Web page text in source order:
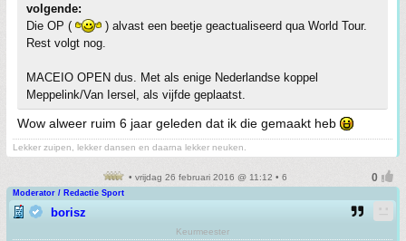
volgende:
Die OP (
) alvast een beetje geactualiseerd qua World Tour.
Rest volgt nog.
MACEIO OPEN dus. Met als enige Nederlandse koppel
Meppelink/Van Iersel, als vijfde geplaatst.
Wow alweer ruim 6 jaar geleden dat ik die gemaakt heb
Lekker zuipen, lekker dansen en daarna lekker neuken.
• vrijdag 26 februari 2016 @ 11:12 • 6
Moderator / Redactie Sport
borisz
Keurmeester